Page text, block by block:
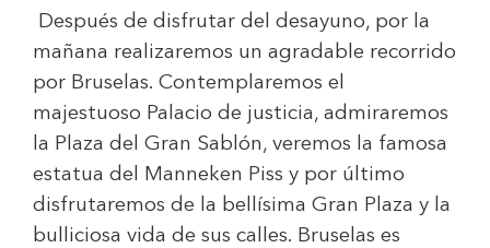
Después de disfrutar del desayuno, por la
mañana realizaremos un agradable recorrido
por Bruselas. Contemplaremos el
majestuoso Palacio de justicia, admiraremos
la Plaza del Gran Sablón, veremos la famosa
estatua del Manneken Piss y por último
disfrutaremos de la bellísima Gran Plaza y la
bulliciosa vida de sus calles. Bruselas es